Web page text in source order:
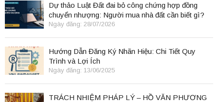
Dự thảo Luật Đất đai bỏ công chứng hợp đồng
chuyển nhượng: Người mua nhà đất cần biết gì?
Ngày đăng: 28/07/2026
Hướng Dẫn Đăng Ký Nhãn Hiệu: Chi Tiết Quy
Trình và Lợi Ích
Ngày đăng: 13/06/2025
TRÁCH NHIỆM PHÁP LÝ – HỒ VĂN PHƯƠNG